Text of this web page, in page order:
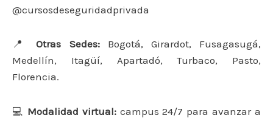
@cursosdeseguridadprivada
📍Otras Sedes:Bogotá, Girardot, Fusagasugá,
Medellín, Itagüí, Apartadó, Turbaco, Pasto,
Florencia.
💻 Modalidad virtual:campus 24/7 para avanzar a